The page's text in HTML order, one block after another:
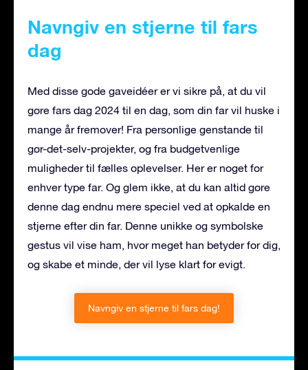
Navngiv en stjerne til fars
dag
Med disse gode gaveidéer er vi sikre på, at du vil
gøre fars dag 2024 til en dag, som din far vil huske i
mange år fremover! Fra personlige genstande til
gør-det-selv-projekter, og fra budgetvenlige
muligheder til fælles oplevelser. Her er noget for
enhver type far. Og glem ikke, at du kan altid gøre
denne dag endnu mere speciel ved at opkalde en
stjerne efter din far. Denne unikke og symbolske
gestus vil vise ham, hvor meget han betyder for dig,
og skabe et minde, der vil lyse klart for evigt.
Navngiv en stjerne til fars dag!